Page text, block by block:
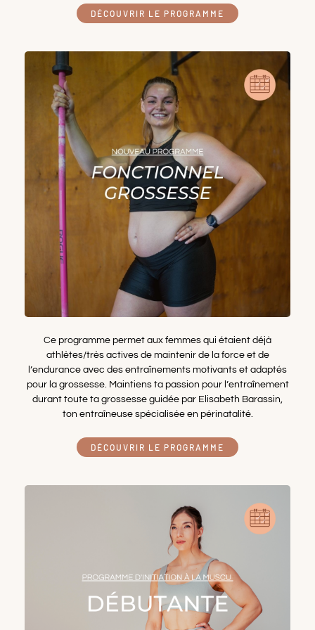
DÉCOUVRIR LE PROGRAMME
Ce programme permet aux femmes qui étaient déjà
athlètes/très actives de maintenir de la force et de
l’endurance avec des entraînements motivants et adaptés
pour la grossesse. Maintiens ta passion pour l’entraînement
durant toute ta grossesse guidée par Elisabeth Barassin,
ton entraîneuse spécialisée en périnatalité.
DÉCOUVRIR LE PROGRAMME